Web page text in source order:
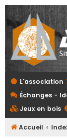
L'association
Échanges -
Jeux en bois
Accueil